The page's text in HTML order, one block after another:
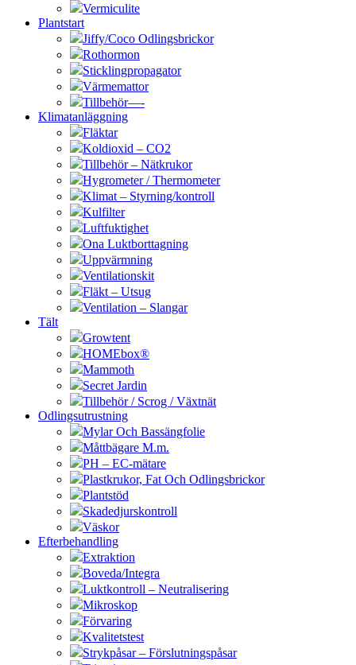
Vermiculite
Plantstart
Jiffy/Coco Odlingsbrickor
Rothormon
Sticklingpropagator
Värmemattor
Tillbehör—-
Klimatanläggning
Fläktar
Koldioxid – CO2
Tillbehör – Nätkrukor
Hygrometer / Thermometer
Klimat – Styrning/kontroll
Kulfilter
Luftfuktighet
Ona Luktborttagning
Uppvärmning
Ventilationskit
Fläkt – Utsug
Ventilation – Slangar
Tält
Growtent
HOMEbox®
Mammoth
Secret Jardin
Tillbehör / Scrog / Växtnät
Odlingsutrustning
Mylar Och Bassängfolie
Måttbägare M.m.
PH – EC-mätare
Plastkrukor, Fat Och Odlingsbrickor
Plantstöd
Skadedjurskontroll
Väskor
Efterbehandling
Extraktion
Boveda/Integra
Luktkontroll – Neutralisering
Mikroskop
Förvaring
Kvalitetstest
Strykpåsar – Förslutningspåsar